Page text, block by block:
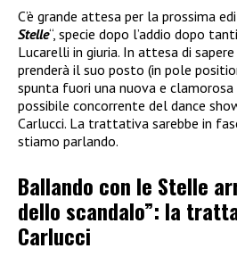
C’è grande attesa per la prossima
Stelle“, specie dopo l’addio dopo
Lucarelli in giuria. In attesa di
prenderà il suo posto (in pole
spunta fuori una nuova e clamorosa
possibile concorrente del dance
Carlucci. La trattativa sarebbe in
stiamo parlando.
Ballando con le Stelle
dello scandalo”: la
Carlucci